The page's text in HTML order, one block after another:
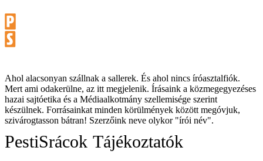
Ahol alacsonyan szállnak a sallerek. És ahol nincs íróasztalfiók.
Mert ami odakerülne, az itt megjelenik. Írásaink a közmegegyezéses
hazai sajtóetika és a Médiaalkotmány szellemisége szerint
készülnek. Forrásainkat minden körülmények között megóvjuk,
szivárogtasson bátran! Szerzőink neve olykor "írói név".
PestiSrácok Tájékoztatók